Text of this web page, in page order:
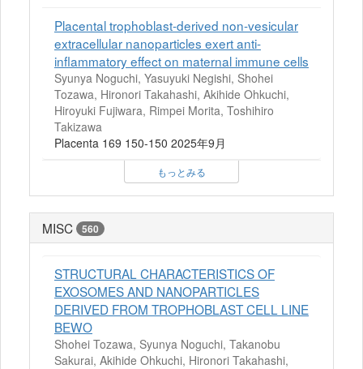
Placental trophoblast-derived non-vesicular
extracellular nanoparticles exert anti-
inflammatory effect on maternal immune cells
Syunya Noguchi, Yasuyuki Negishi, Shohei
Tozawa, Hironori Takahashi, Akihide Ohkuchi,
Hiroyuki Fujiwara, Rimpei Morita, Toshihiro
Takizawa
Placenta 169 150-150 2025年9月
もっとみる
MISC 560
STRUCTURAL CHARACTERISTICS OF
EXOSOMES AND NANOPARTICLES
DERIVED FROM TROPHOBLAST CELL LINE
BEWO
Shohei Tozawa, Syunya Noguchi, Takanobu
Sakurai, Akihide Ohkuchi, Hironori Takahashi,